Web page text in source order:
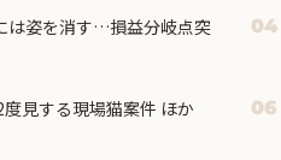
は姿を消す…損益分岐点突
04
度見する現場猫案件 ほか 06